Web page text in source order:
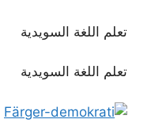
تعلم اللغة السويدية
تعلم اللغة السويدية